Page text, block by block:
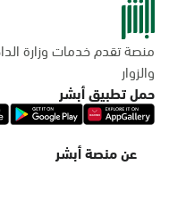
منصة تقدم خدمات وزارة
والزوار
حمل تطبيق أبشر
عن منصة أبشر